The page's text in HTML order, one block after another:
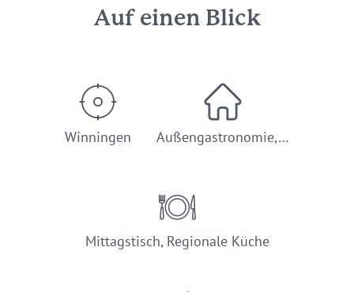
Auf einen Blick
Winningen Außengastronomie,…
Mittagstisch, Regionale Küche